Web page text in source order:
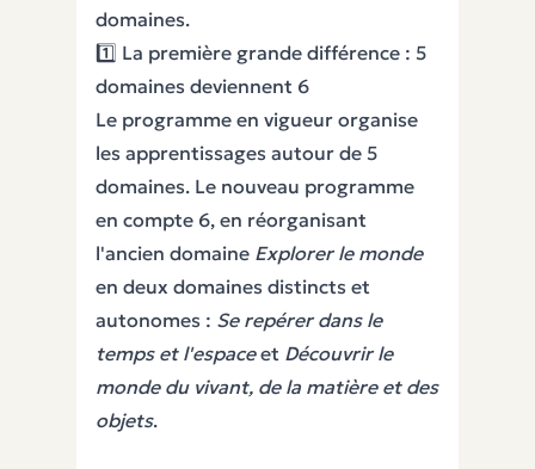
domaines.
1️⃣ La première grande différence : 5
domaines deviennent 6
Le programme en vigueur organise
les apprentissages autour de 5
domaines. Le nouveau programme
en compte 6, en réorganisant
l'ancien domaine Explorer le monde
en deux domaines distincts et
autonomes : Se repérer dans le
temps et l'espaceet Découvrir le
monde du vivant, de la matière et des
objets.